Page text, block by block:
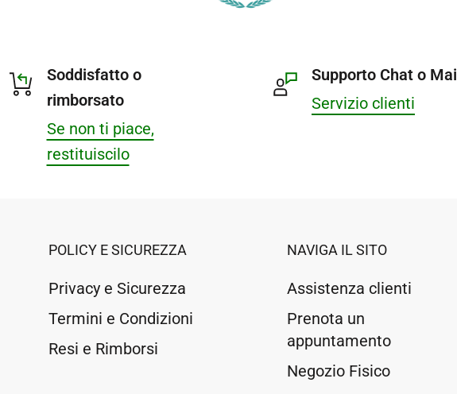
Soddisfatto o
rimborsato
Se non ti piace,
restituiscilo
Supporto Chat o Mail
Servizio clienti
POLICY E SICUREZZA
Privacy e Sicurezza
Termini e Condizioni
Resi e Rimborsi
NAVIGA IL SITO
Assistenza clienti
Prenota un
appuntamento
Negozio Fisico